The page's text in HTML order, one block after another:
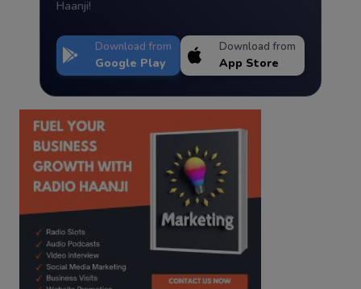
Haanji!
Download from
Google Play
Download from
App Store